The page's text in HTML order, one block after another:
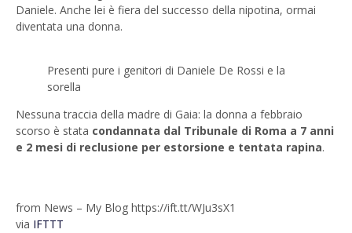
Daniele. Anche lei è fiera del successo della nipotina, ormai
diventata una donna.
Presenti pure i genitori di Daniele De Rossi e la
sorella
Nessuna traccia della madre di Gaia: la donna a febbraio
scorso è stata condannata dal Tribunale di Roma a 7 anni
e 2 mesi di reclusione per estorsione e tentata rapina.
from News – My Blog https://ift.tt/WJu3sX1
via IFTTT